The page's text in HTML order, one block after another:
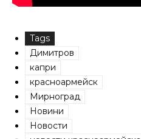
Tags
Димитров
капри
красноармейск
Мирноград
Новини
Новости